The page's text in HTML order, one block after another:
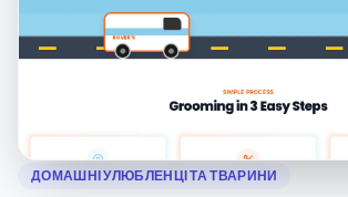
ДОМАШНІ УЛЮБЛЕНЦІ ТА ТВАРИНИ